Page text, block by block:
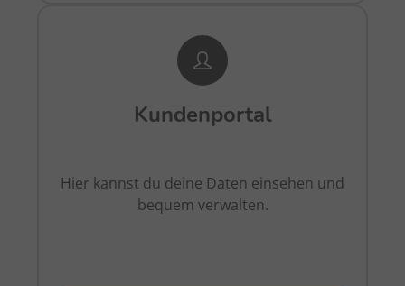
Kundenportal
Hier kannst du deine Daten einsehen und
bequem verwalten.